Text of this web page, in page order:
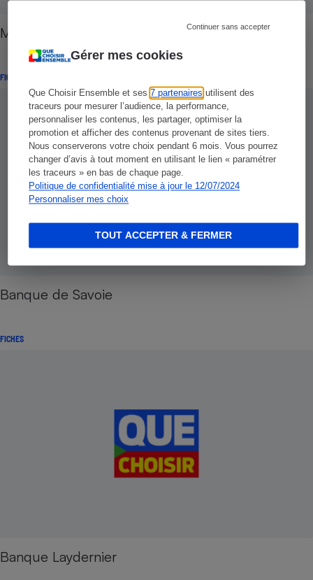
Gérer mes cookies
Que Choisir Ensemble et ses7 partenaires utilisent des
traceurs pour mesurer l’audience, la performance,
personnaliser les contenus, les partager, optimiser la
promotion et afficher des contenus provenant de sites tiers.
Nous conserverons votre choix pendant 6 mois. Vous pourrez
changer d’avis à tout moment en utilisant le lien « paramétrer
les traceurs » en bas de chaque page.
Politique de confidentialité mise à jour le 12/07/2024
Personnaliser mes choix
Continuer sans accepter
TOUT ACCEPTER & FERMER
Mon banquier en ligne Rhône-Alpes
FICHES
Banque de Savoie
FICHES
Banque Laydernier